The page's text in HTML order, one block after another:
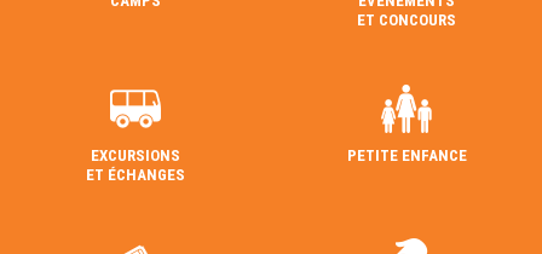
ET CONCOURS
EXCURSIONS
ET ÉCHANGES
PETITE ENFANCE